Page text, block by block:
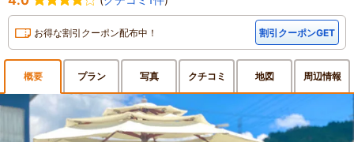
お得な割引クーポン配布中！ 割引クーポンGET
概要 プラン 写真 クチコミ 地図 周辺情報